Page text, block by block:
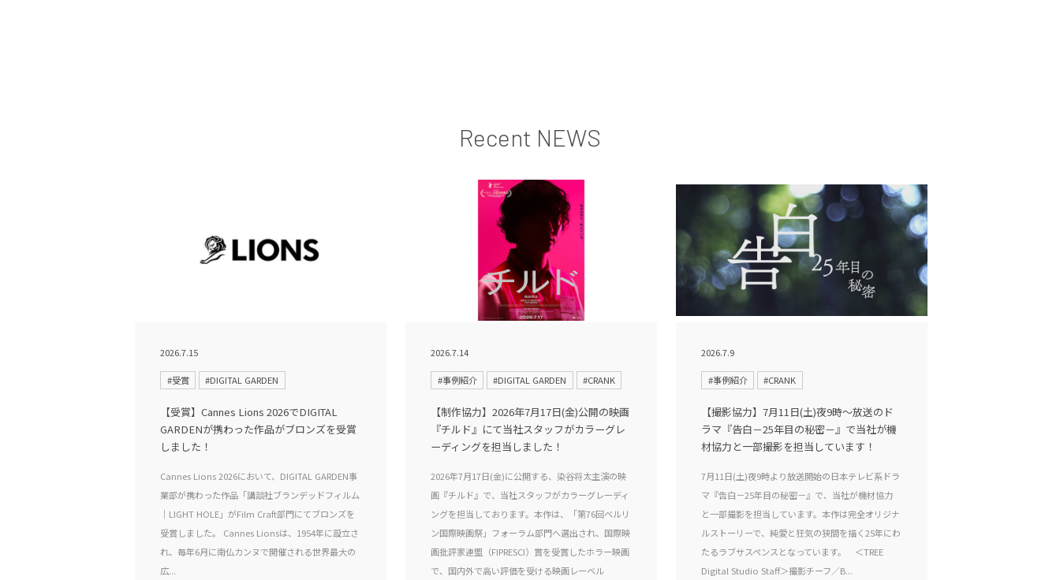
Recent NEWS
2026.7.15
#受賞 #DIGITAL GARDEN
【受賞】Cannes Lions 2026でDIGITAL
GARDENが携わった作品がブロンズを受賞
しました！
Cannes Lions 2026において、DIGITAL GARDEN事
業部が携わった作品「講談社ブランデッドフィルム
｜LIGHT HOLE」がFilm Craft部門にてブロンズを
受賞しました。 Cannes Lionsは、1954年に設立さ
れ、毎年6月に南仏カンヌで開催される世界最大の
広...
2026.7.14
#事例紹介 #DIGITAL GARDEN #CRANK
【制作協力】2026年7月17日(金)公開の映画
『チルド』にて当社スタッフがカラーグレ
ーディングを担当しました！
2026年7月17日(金)に公開する、染谷将太主演の映
画『チルド』で、当社スタッフがカラーグレーディ
ングを担当しております。本作は、「第76回ベルリ
ン国際映画祭」フォーラム部門へ選出され、国際映
画批評家連盟（FIPRESCI）賞を受賞したホラー映画
で、国内外で高い評価を受ける映画レーベル
2026.7.9
#事例紹介 #CRANK
【撮影協力】7月11日(土)夜9時〜放送のド
ラマ『告白－25年目の秘密－』で当社が機
材協力と一部撮影を担当しています！
7月11日(土)夜9時より放送開始の日本テレビ系ドラ
マ『告白－25年目の秘密－』で、当社が機材協力
と一部撮影を担当しています。本作は完全オリジナ
ルストーリーで、純愛と狂気の狭間を描く25年にわ
たるラブサスペンスとなっています。 ＜TREE
Digital Studio Staff＞撮影チーフ／B...